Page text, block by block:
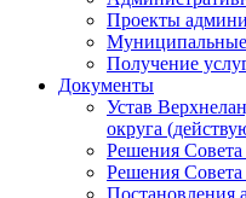
Проекты
Муниципальные
Получение
Документы
Устав
округа
Решения Совета
Решения
Постановления